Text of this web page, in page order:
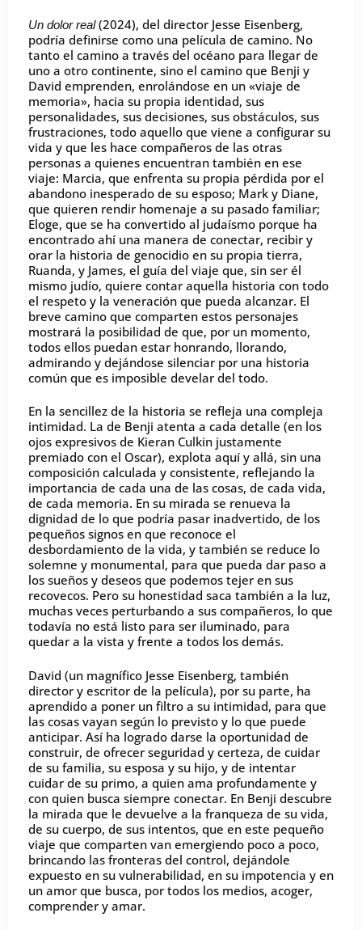
Un dolor real(2024), del director Jesse Eisenberg,
podría definirse como una película de camino. No
tanto el camino a través del océano para llegar de
uno a otro continente, sino el camino que Benji y
David emprenden, enrolándose en un «viaje de
memoria», hacia su propia identidad, sus
personalidades, sus decisiones, sus obstáculos, sus
frustraciones, todo aquello que viene a configurar su
vida y que les hace compañeros de las otras
personas a quienes encuentran también en ese
viaje: Marcia, que enfrenta su propia pérdida por el
abandono inesperado de su esposo; Mark y Diane,
que quieren rendir homenaje a su pasado familiar;
Eloge, que se ha convertido al judaísmo porque ha
encontrado ahí una manera de conectar, recibir y
orar la historia de genocidio en su propia tierra,
Ruanda, y James, el guía del viaje que, sin ser él
mismo judío, quiere contar aquella historia con todo
el respeto y la veneración que pueda alcanzar. El
breve camino que comparten estos personajes
mostrará la posibilidad de que, por un momento,
todos ellos puedan estar honrando, llorando,
admirando y dejándose silenciar por una historia
común que es imposible develar del todo.
En la sencillez de la historia se refleja una compleja
intimidad. La de Benji atenta a cada detalle (en los
ojos expresivos de Kieran Culkin justamente
premiado con el Oscar), explota aquí y allá, sin una
composición calculada y consistente, reflejando la
importancia de cada una de las cosas, de cada vida,
de cada memoria. En su mirada se renueva la
dignidad de lo que podría pasar inadvertido, de los
pequeños signos en que reconoce el
desbordamiento de la vida, y también se reduce lo
solemne y monumental, para que pueda dar paso a
los sueños y deseos que podemos tejer en sus
recovecos. Pero su honestidad saca también a la luz,
muchas veces perturbando a sus compañeros, lo que
todavía no está listo para ser iluminado, para
quedar a la vista y frente a todos los demás.
David (un magnífico Jesse Eisenberg, también
director y escritor de la película), por su parte, ha
aprendido a poner un filtro a su intimidad, para que
las cosas vayan según lo previsto y lo que puede
anticipar. Así ha logrado darse la oportunidad de
construir, de ofrecer seguridad y certeza, de cuidar
de su familia, su esposa y su hijo, y de intentar
cuidar de su primo, a quien ama profundamente y
con quien busca siempre conectar. En Benji descubre
la mirada que le devuelve a la franqueza de su vida,
de su cuerpo, de sus intentos, que en este pequeño
viaje que comparten van emergiendo poco a poco,
brincando las fronteras del control, dejándole
expuesto en su vulnerabilidad, en su impotencia y en
un amor que busca, por todos los medios, acoger,
comprender y amar.